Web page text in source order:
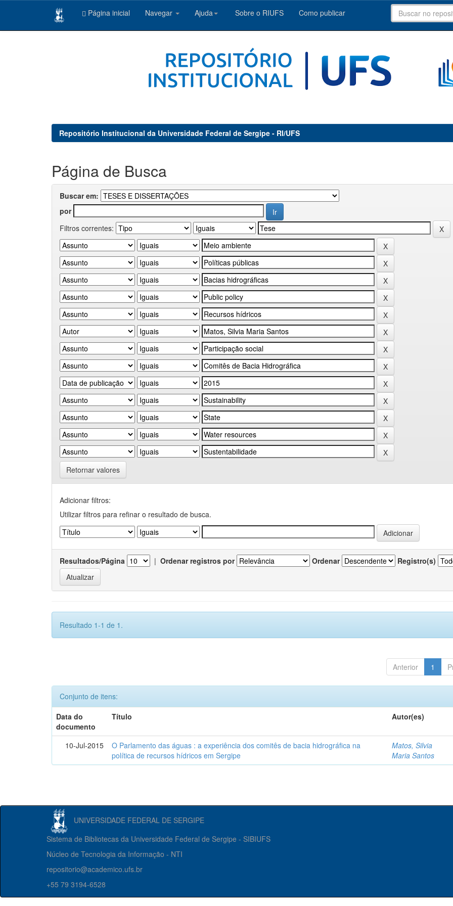
Página inicial Navegar Ajuda Sobre o RIUFS Como publicar
Repositório Institucional da Universidade Federal de Sergipe - RI/UFS
Página de Busca
Buscar em:
por
Filtros correntes:
Retornar valores
Adicionar filtros:
Utilizar filtros para refinar o resultado de busca.
Resultados/Página | Ordenar registros por Ordenar Registro(s)
Resultado 1-1 de 1.
Anterior 1
Conjunto de itens:
Data do
documento
Título Autor(es)
10-Jul-2015
O Parlamento das águas : a experiência dos comitês de bacia hidrográfica na
política de recursos hídricos em Sergipe
Matos, Silvia
Maria Santos
UNIVERSIDADE FEDERAL DE SERGIPE
Sistema de Bibliotecas da Universidade Federal de Sergipe - SIBIUFS
Núcleo de Tecnologia da Informação - NTI
repositorio@academico.ufs.br
+55 79 3194-6528